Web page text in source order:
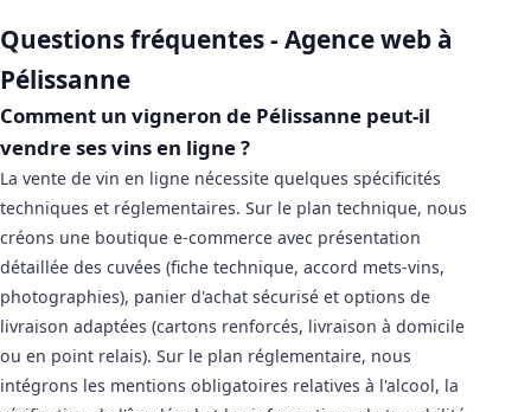
Questions fréquentes - Agence web à
Pélissanne
Comment un vigneron de Pélissanne peut-il
vendre ses vins en ligne ?
La vente de vin en ligne nécessite quelques spécificités
techniques et réglementaires. Sur le plan technique, nous
créons une boutique e-commerce avec présentation
détaillée des cuvées (fiche technique, accord mets-vins,
photographies), panier d'achat sécurisé et options de
livraison adaptées (cartons renforcés, livraison à domicile
ou en point relais). Sur le plan réglementaire, nous
intégrons les mentions obligatoires relatives à l'alcool, la